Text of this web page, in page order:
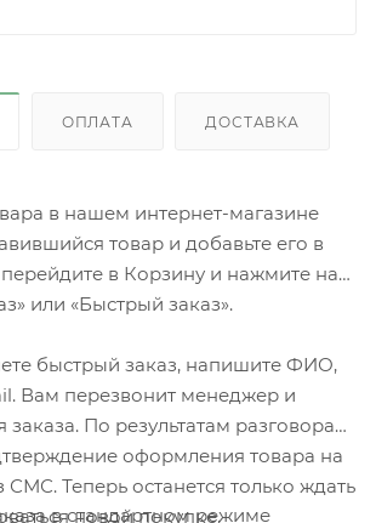
ОПЛАТА ДОСТАВКА
в нашем интернет-магазине
товар и добавьте его в
в Корзину и нажмите на
или «Быстрый заказ».
быстрый заказ, напишите ФИО,
Вам перезвонит менеджер и
заказа. По результатам разговора
оформления товара на
СМС. Теперь останется только ждать
новой покупке.
в стандартном режиме